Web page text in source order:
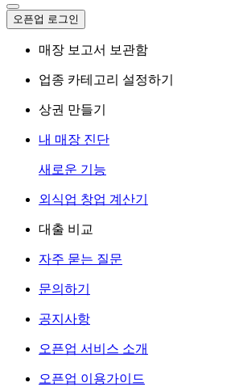
오픈업 로그인
매장 보고서 보관함
업종 카테고리 설정하기
상권 만들기
내 매장 진단
새로운 기능
외식업 창업 계산기
대출 비교
자주 묻는 질문
문의하기
공지사항
오픈업 서비스 소개
오픈업 이용가이드